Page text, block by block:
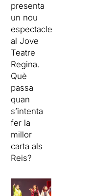
presenta
un nou
espectacle
al Jove
Teatre
Regina.
Què
passa
quan
s’intenta
fer la
millor
carta als
Reis?